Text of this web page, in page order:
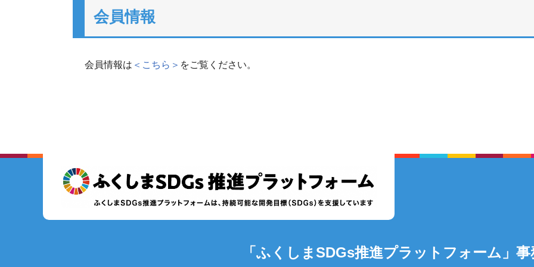
会員情報
会員情報は ＜こちら＞ をご覧ください。
「ふくしまSDGs推進プラットフォーム」事